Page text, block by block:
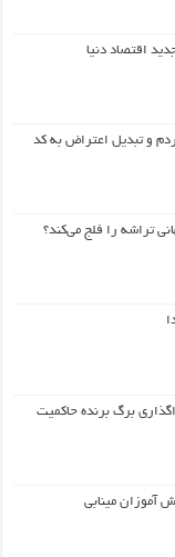
اقتصاد دنیا
و تبدیل اعتراض به کد
تراشه را فلج می‌کند؟
برگ برنده حاکمیت
آموزان مینابی